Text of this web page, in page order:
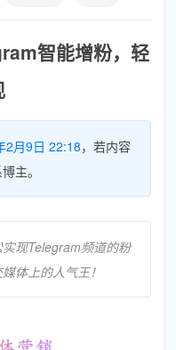
智能增粉，轻
2月9日 22:18，若内容
主。
现Telegram频道的粉
体上的人气王！